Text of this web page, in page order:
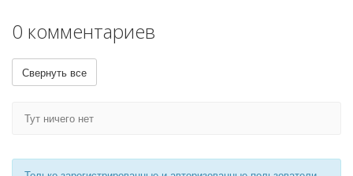
0 комментариев
Свернуть все
Тут ничего нет